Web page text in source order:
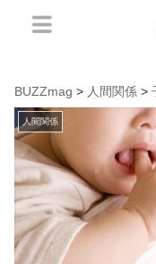
BUZZmag > 人間関係 >
人間関係